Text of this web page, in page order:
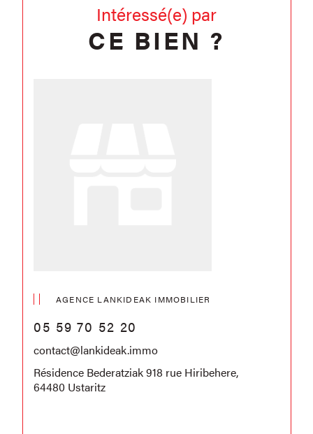
Intéressé(e) par
CE BIEN ?
AGENCE LANKIDEAK IMMOBILIER
05 59 70 52 20
contact@lankideak.immo
Résidence Bederatziak 918 rue Hiribehere,
64480 Ustaritz